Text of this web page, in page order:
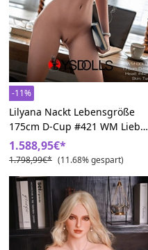
-11%
Lilyana Nackt Lebensgröße
175cm D-Cup #421 WM Liebes
Puppen
1.588,95€*
1.798,99€* (11.68% gespart)